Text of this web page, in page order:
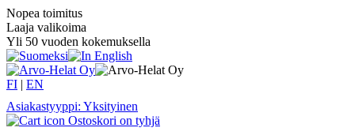
Nopea toimitus
Laaja valikoima
Yli 50 vuoden kokemuksella
FI | EN
Asiakastyyppi: Yksityinen
Ostoskori on tyhjä